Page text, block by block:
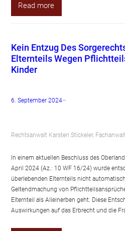
Read more
Kein Entzug Des
Elternteils Wegen
Kinder
6. September 2024–
Rechtsanwalt Karsten Stickeler,
In einem aktuellen Beschluss des
April 2024 (Az.: 10 WF 16/24) wurde
überlebenden Elternteils nicht
Geltendmachung von
Elternteil als Alleinerben geht. Diese
Auswirkungen auf das Erbrecht und die